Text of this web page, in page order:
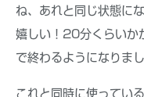
ね、あれと同じ状態に
嬉しい！20分くらいか
で終わるようになりまし
これと同時に使ってい